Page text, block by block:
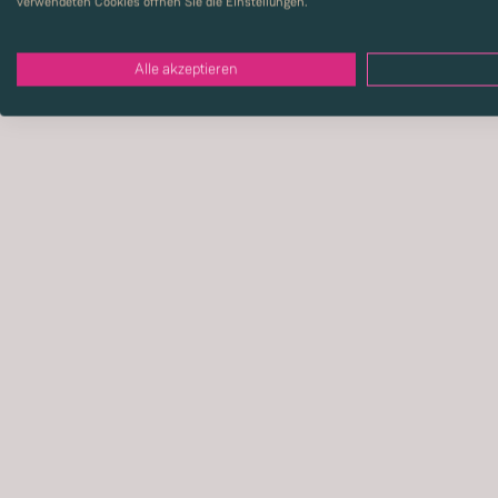
Alle akzeptieren